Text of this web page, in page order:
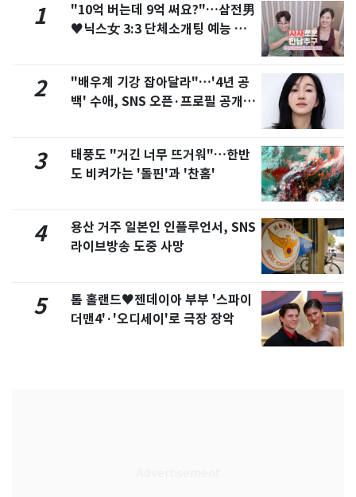
1
"10억 버는데 9억 써요?"…삼전男
♥닉스女 3:3 단체소개팅 예능 화
2
"배우계 기강 잡아달라"…'4년 공
백' 수애, SNS 오픈·프로필 공개
3
태풍도 "거긴 너무 뜨거워"…한반
도 비켜가는 '돌핀'과 '찬홈'
4
용산 거주 일본인 인플루언서, SNS
라이브방송 도중 사망
5
톰 홀랜드♥젠데이아 부부 '스파이
더맨4'·'오디세이'로 극장 장악